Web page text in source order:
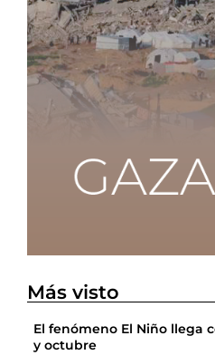
Más visto
El fenómeno El Niño llega
y octubre